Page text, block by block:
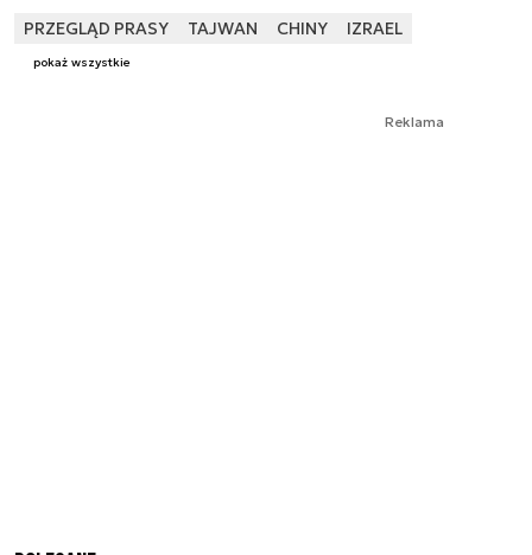
PRZEGLĄD PRASY TAJWAN CHINY IZRAEL
pokaż wszystkie
Reklama